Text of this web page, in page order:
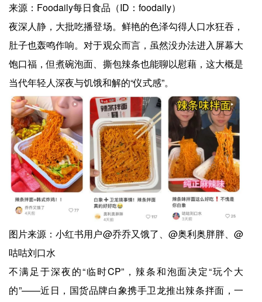
来源：Foodaily每日食品（ID：foodaily）
夜深人静，大批吃播登场。鲜艳的色泽勾得人口水狂吞，
肚子也轰鸣作响。对于观众而言，虽然没办法进入屏幕大
饱口福，但煮碗泡面、撕包辣条也能聊以慰藉，这大概是
当代年轻人深夜与饥饿和解的“仪式感”。
图片来源：小红书用户@乔乔又饿了、@奥利奥胖胖、@
咕咕刘口水
不满足于深夜的“临时CP”，辣条和泡面决定“玩个大
的”——近日，国货品牌白象携手卫龙推出辣条拌面，一